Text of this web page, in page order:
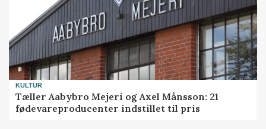
KULTUR
Tæller Aabybro Mejeri og Axel Månsson: 21
fødevareproducenter indstillet til pris